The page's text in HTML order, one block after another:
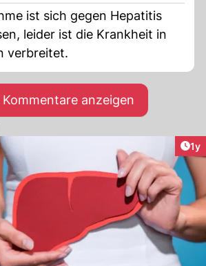
ist sich gegen Hepatitis
leider ist die Krankheit in
verbreitet.
Kommentare anzeigen
1y